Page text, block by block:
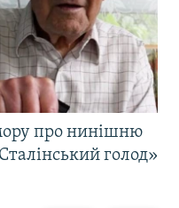
про нинішню
голод»